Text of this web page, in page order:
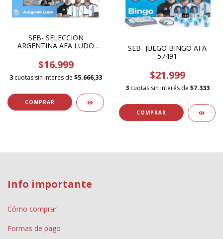
SEB- SELECCION
ARGENTINA AFA LUDO
$16.999
3 cuotas sin interés de $5.666,33
SEB- JUEGO BINGO AFA
57491
$21.999
3 cuotas sin interés de $7.333
Info importante
Cómo comprar
Formas de pago